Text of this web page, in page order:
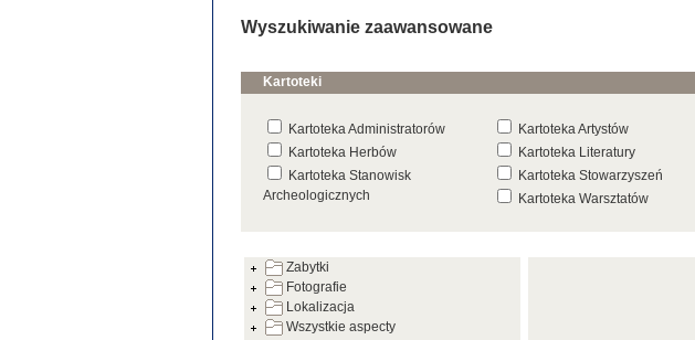
Wyszukiwanie zaawansowane
Kartoteki
Kartoteka Administratorów Kartoteka Artystów
Kartoteka Herbów
Kartoteka Literatury
Kartoteka Stanowisk
Archeologicznych
Kartoteka Stowarzyszeń
Kartoteka Warsztatów
Zabytki
Fotografie
Lokalizacja
Wszystkie aspecty